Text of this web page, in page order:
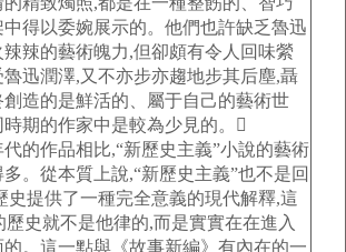
得以委婉展示的。他們也許缺乏魯迅
辣的藝術魄力,但卻頗有令人回味縈
迅潤澤,又不亦步亦趨地步其后塵,聶
造的是鮮活的、屬于自己的藝術世
期的作家中是較為少見的。
作品相比,“新歷史主義”小說的藝術
。從本質上說,“新歷史主義”也不是回
史提供了一種完全意義的現代解釋,這
歷史就不是他律的,而是實實在在進入
。這一點與《故事新編》有內在的一